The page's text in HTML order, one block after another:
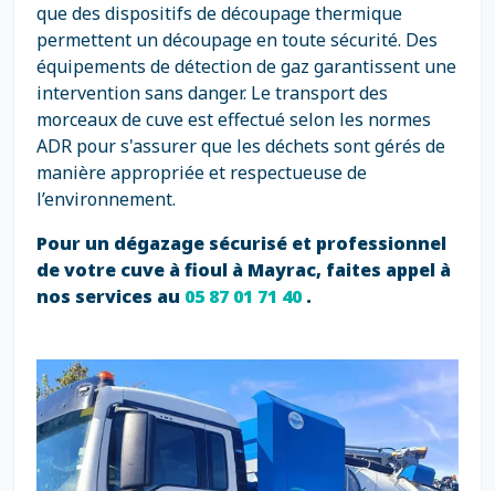
que des dispositifs de découpage thermique
permettent un découpage en toute sécurité. Des
équipements de détection de gaz garantissent une
intervention sans danger. Le transport des
morceaux de cuve est effectué selon les normes
ADR pour s'assurer que les déchets sont gérés de
manière appropriée et respectueuse de
l’environnement.
Pour un dégazage sécurisé et professionnel
de votre cuve à fioul à Mayrac, faites appel à
nos services au 05 87 01 71 40.